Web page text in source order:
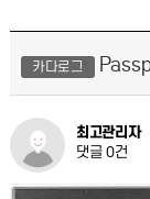
카다로그
최고관리자
댓글 0건